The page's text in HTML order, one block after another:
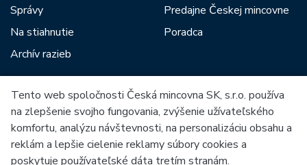
Správy
Na stiahnutie
Archív razieb
Predajne Českej mincovne
Poradca
Medzi našich partnerov patria:
Tento web spoločnosti Česká mincovna SK, s.r.o. používa
na zlepšenie svojho fungovania, zvýšenie užívateľského
komfortu, analýzu návštevnosti, na personalizáciu obsahu a
reklám a lepšie cielenie reklamy súbory cookies a
poskytuje používateľské dáta tretím stranám.